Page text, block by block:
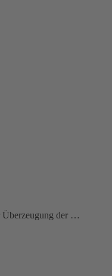
Überzeugung der …